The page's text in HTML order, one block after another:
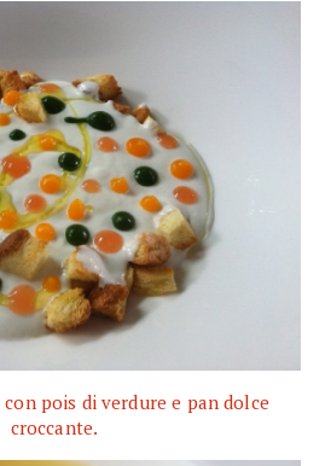
pois di verdure e pan dolce
croccante.